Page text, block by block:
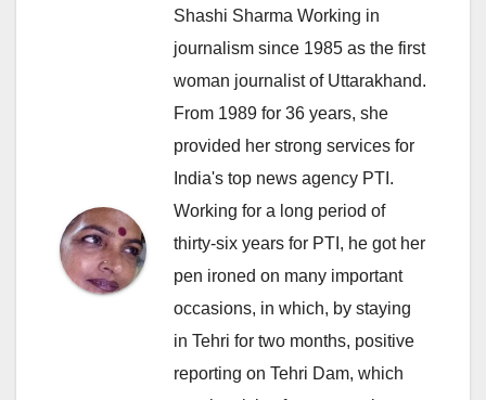
Shashi Sharma Working in
journalism since 1985 as the first
woman journalist of Uttarakhand.
From 1989 for 36 years, she
provided her strong services for
India's top news agency PTI.
Working for a long period of
thirty-six years for PTI, he got her
pen ironed on many important
occasions, in which, by staying
in Tehri for two months, positive
reporting on Tehri Dam, which